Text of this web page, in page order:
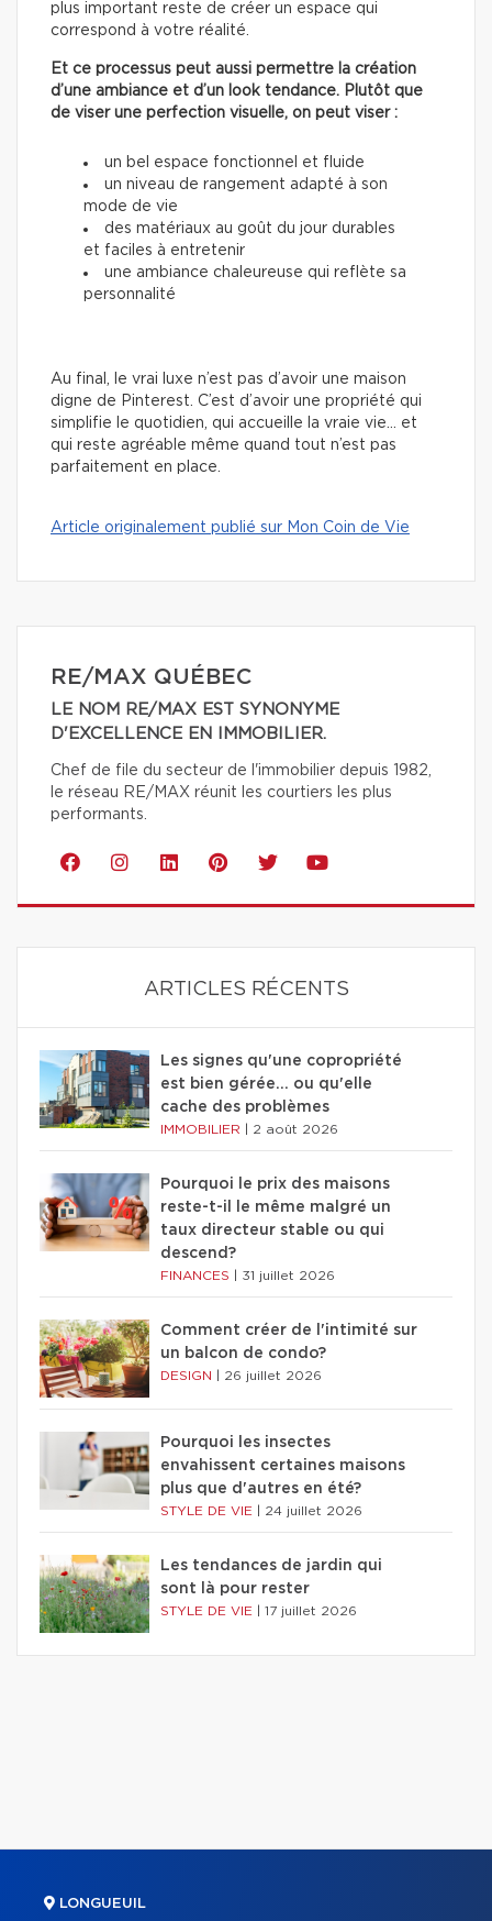
plus important reste de créer un espace qui
correspond à votre réalité.
Et ce processus peut aussi permettre la création
d’une ambiance et d’un look tendance. Plutôt que
de viser une perfection visuelle, on peut viser :
un bel espace fonctionnel et fluide
un niveau de rangement adapté à son
mode de vie
des matériaux au goût du jour durables
et faciles à entretenir
une ambiance chaleureuse qui reflète sa
personnalité
Au final, le vrai luxe n’est pas d’avoir une maison
digne de Pinterest. C’est d’avoir une propriété qui
simplifie le quotidien, qui accueille la vraie vie… et
qui reste agréable même quand tout n’est pas
parfaitement en place.
Article originalement publié sur Mon Coin de Vie
RE/MAX QUÉBEC
LE NOM RE/MAX EST SYNONYME
D'EXCELLENCE EN IMMOBILIER.
Chef de file du secteur de l'immobilier depuis 1982,
le réseau RE/MAX réunit les courtiers les plus
performants.
ARTICLES RÉCENTS
Les signes qu'une copropriété
est bien gérée… ou qu'elle
cache des problèmes
IMMOBILIER 2 août 2026
Pourquoi le prix des maisons
reste-t-il le même malgré un
taux directeur stable ou qui
descend?
FINANCES 31 juillet 2026
Comment créer de l'intimité sur
un balcon de condo?
DESIGN 26 juillet 2026
Pourquoi les insectes
envahissent certaines maisons
plus que d'autres en été?
STYLE DE VIE 24 juillet 2026
Les tendances de jardin qui
sont là pour rester
STYLE DE VIE 17 juillet 2026
LONGUEUIL